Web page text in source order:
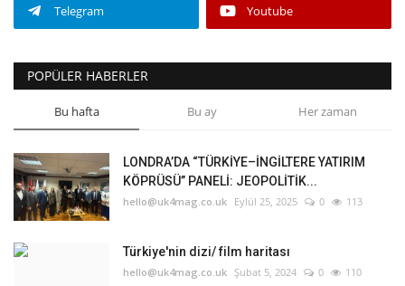
Telegram Youtube
POPÜLER HABERLER
Bu hafta Bu ay Her zaman
LONDRA’DA “TÜRKİYE–İNGİLTERE YATIRIM
KÖPRÜSÜ” PANELİ: JEOPOLİTİK...
hello@uk4mag.co.uk Eylül 25, 2025 0 113
Türkiye'nin dizi/ film haritası
hello@uk4mag.co.uk Şubat 5, 2024 0 110